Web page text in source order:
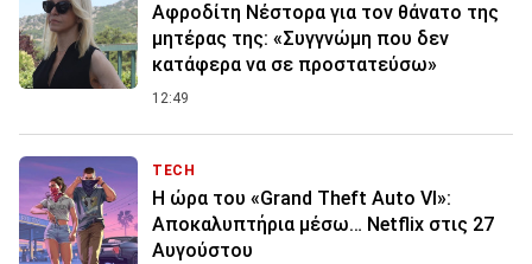
Αφροδίτη Νέστορα για τον θάνατο της
μητέρας της: «Συγγνώμη που δεν
κατάφερα να σε προστατεύσω»
12:49
TECH
Η ώρα του «Grand Theft Auto VI»:
Αποκαλυπτήρια μέσω… Netflix στις 27
Αυγούστου